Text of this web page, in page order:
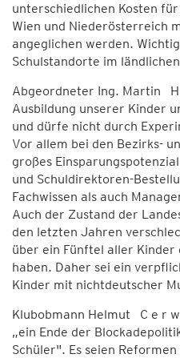
unterschiedlichen Kosten
Wien und Niederösterreich
angeglichen werden.
Schulstandorte im
Abgeordneter Ing. Martin
Ausbildung unserer Kinder
und dürfe nicht durch
Vor allem bei den Bezirks-
großes
und Schuldirektoren-
Fachwissen als auch
Auch der Zustand der
den letzten Jahren
über ein Fünftel aller
haben. Daher sei ein
Kinder mit nichtdeutscher
Klubobmann Helmut C e r
„ein Ende der
Schüler". Es seien